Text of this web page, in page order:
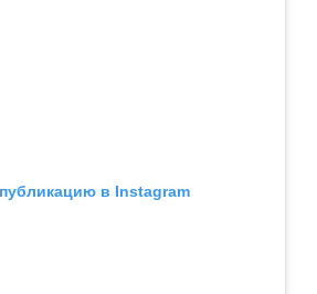
в Instagram